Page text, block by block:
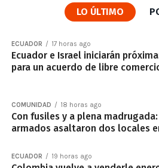
LO ÚLTIMO
ECUADOR 17 horas ago
Ecuador e Israel iniciarán
para un acuerdo de libre
COMUNIDAD 18 horas ago
Con fusiles y a plena
armados asaltaron dos locales
ECUADOR 19 horas ago